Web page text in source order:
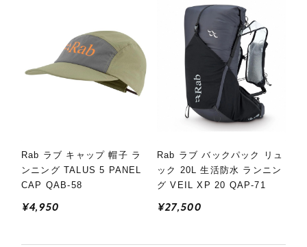
Rab ラブ キャップ 帽子 ラ
ンニング TALUS 5 PANEL
CAP QAB-58
¥4,950
Rab ラブ バックパック リュ
ック 20L 生活防水 ランニン
グ VEIL XP 20 QAP-71
¥27,500